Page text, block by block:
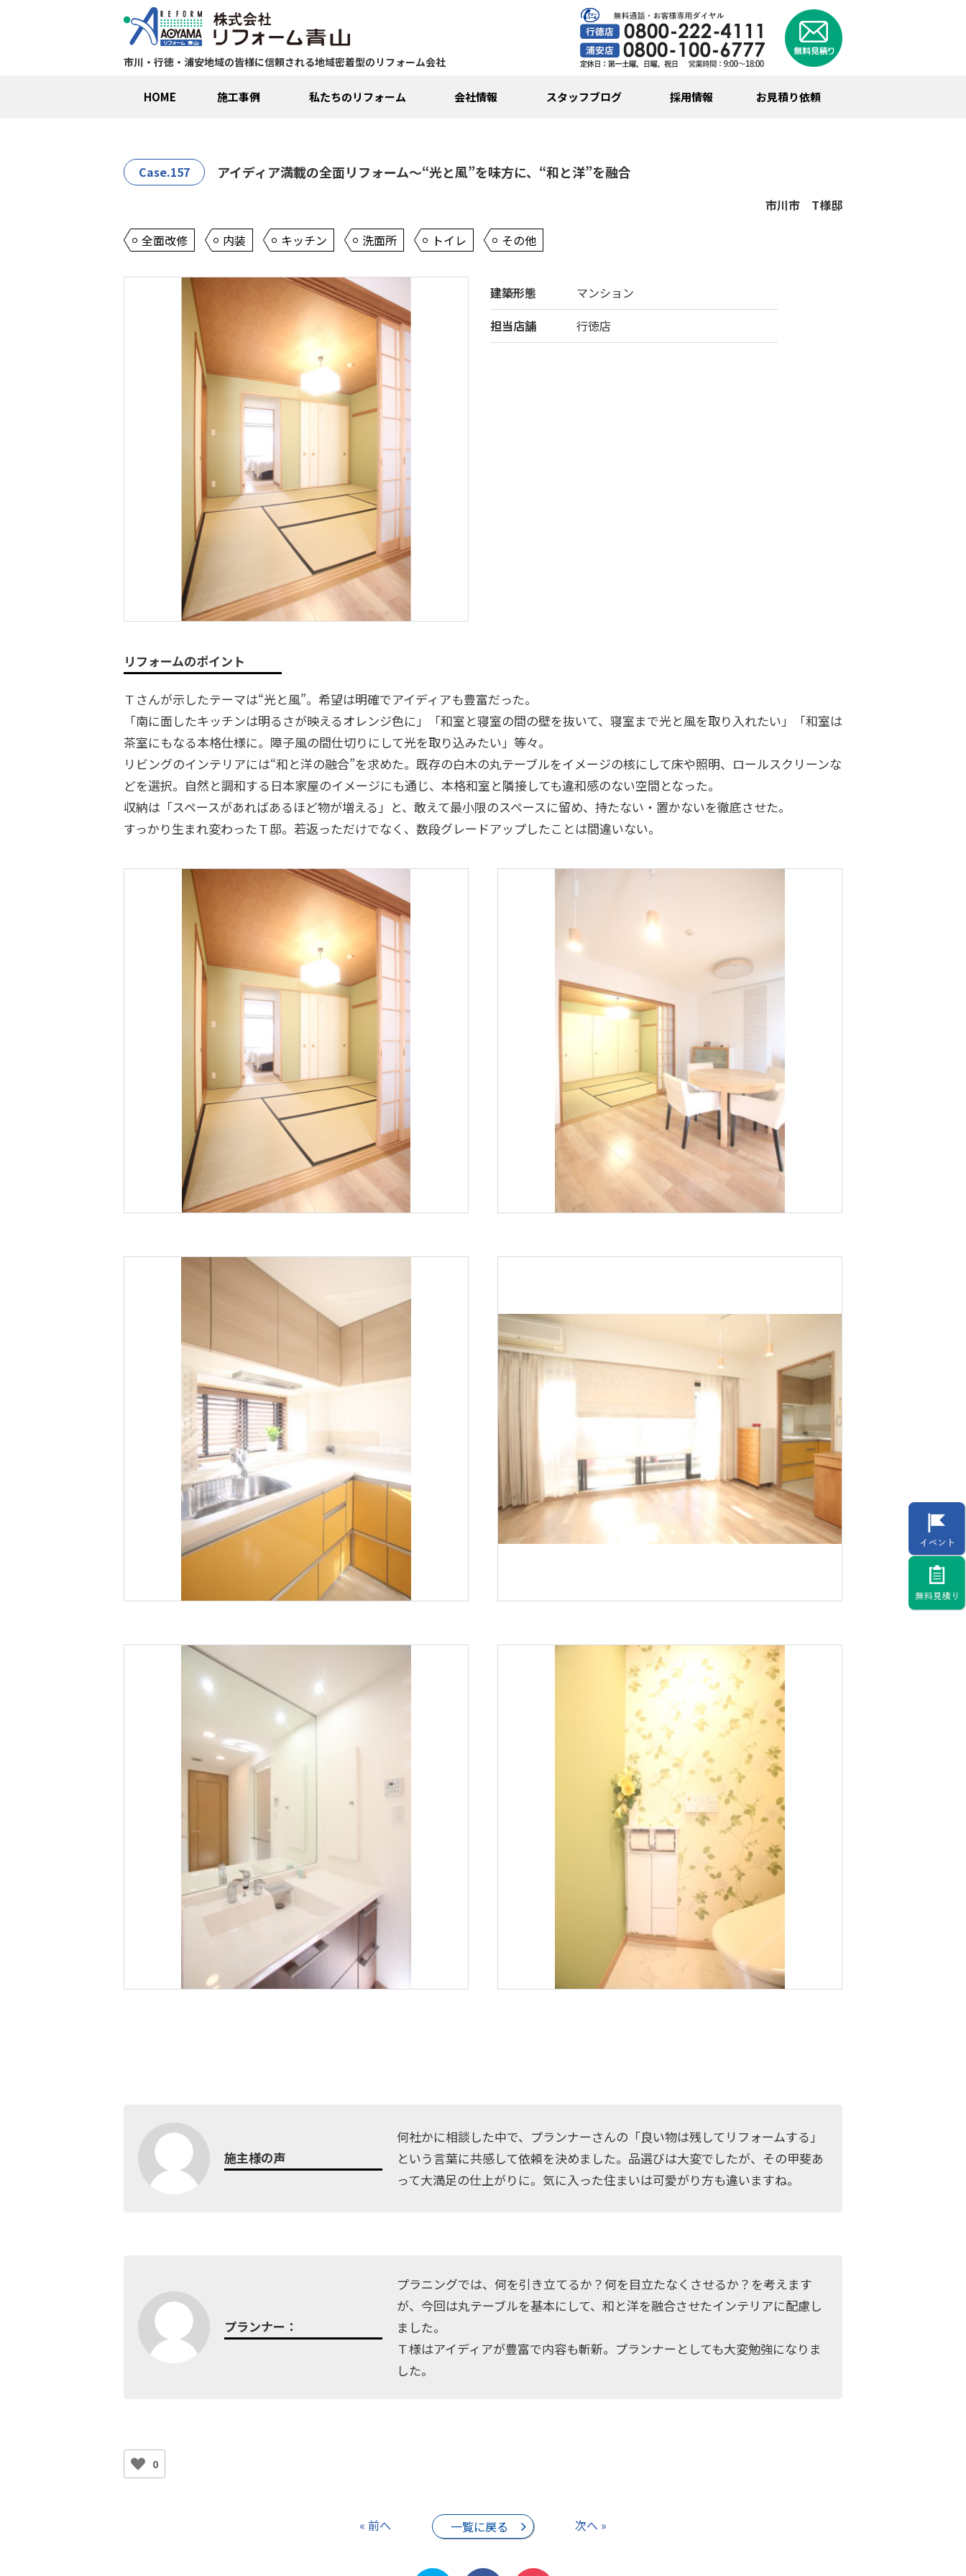
市川・行徳・浦安地域の皆様に信頼される地域密着型のリフォーム会社
HOME 施工事例 私たちのリフォーム 会社情報 スタッフブログ 採用情報 お見積り依頼
Case.157 アイディア満載の全面リフォーム〜“光と風”を味方に、“和と洋”を融合
市川市 T様邸
全面改修 内装 キッチン 洗面所 トイレ その他
建築形態
マンション
担当店舗
行徳店
リフォームのポイント
Ｔさんが示したテーマは“光と風”。希望は明確でアイディアも豊富だった。
「南に面したキッチンは明るさが映えるオレンジ色に」「和室と寝室の間の壁を抜いて、寝室まで光と風を取り入れたい」「和室は
茶室にもなる本格仕様に。障子風の間仕切りにして光を取り込みたい」等々。
リビングのインテリアには“和と洋の融合”を求めた。既存の白木の丸テーブルをイメージの核にして床や照明、ロールスクリーンな
どを選択。自然と調和する日本家屋のイメージにも通じ、本格和室と隣接しても違和感のない空間となった。
収納は「スペースがあればあるほど物が増える」と、敢えて最小限のスペースに留め、持たない・置かないを徹底させた。
すっかり生まれ変わったＴ邸。若返っただけでなく、数段グレードアップしたことは間違いない。
施主様の声
何社かに相談した中で、プランナーさんの「良い物は残してリフォームする」
という言葉に共感して依頼を決めました。品選びは大変でしたが、その甲斐あ
って大満足の仕上がりに。気に入った住まいは可愛がり方も違いますね。
プランナー：
プラニングでは、何を引き立てるか？何を目立たなくさせるか？を考えます
が、今回は丸テーブルを基本にして、和と洋を融合させたインテリアに配慮し
ました。
Ｔ様はアイディアが豊富で内容も斬新。プランナーとしても大変勉強になりま
した。
0
« 前へ 一覧に戻る 次へ »